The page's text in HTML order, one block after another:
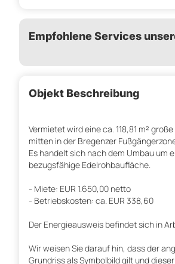
Empfohlene Services
Objekt Beschreibung
Vermietet wird eine ca. 118,81 m²
mitten in der Bregenzer
Es handelt sich nach dem Umbau um
bezugsfähige Edelrohbaufläche.
- Miete: EUR 1.650,00 netto
- Betriebskosten: ca. EUR 338,60
Der Energieausweis befindet sich in
Wir weisen Sie darauf hin, dass der
Grundriss als Symbolbild gilt und